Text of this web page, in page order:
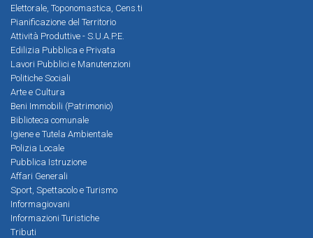
Elettorale, Toponomastica, Cens.ti
Pianificazione del Territorio
Attività Produttive - S.U.A.P.E.
Edilizia Pubblica e Privata
Lavori Pubblici e Manutenzioni
Politiche Sociali
Arte e Cultura
Beni Immobili (Patrimonio)
Biblioteca comunale
Igiene e Tutela Ambientale
Polizia Locale
Pubblica Istruzione
Affari Generali
Sport, Spettacolo e Turismo
Informagiovani
Informazioni Turistiche
Tributi